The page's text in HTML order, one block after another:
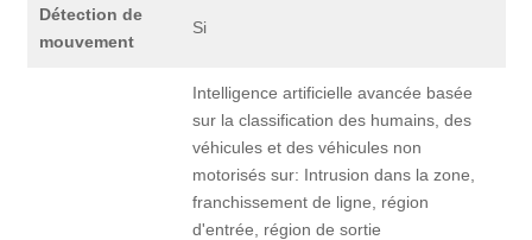
Détection de
mouvement
Si
Intelligence artificielle avancée basée
sur la classification des humains, des
véhicules et des véhicules non
motorisés sur: Intrusion dans la zone,
franchissement de ligne, région
d'entrée, région de sortie